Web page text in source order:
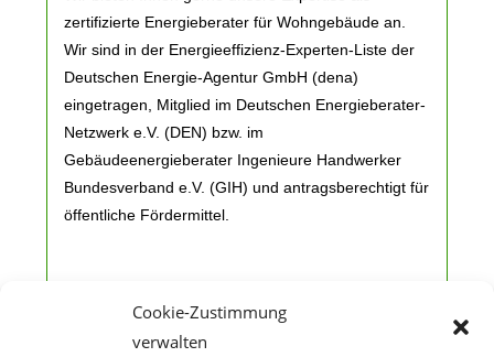
Cookie-Zustimmung
verwalten
zertifizierte Energieberater für Wohngebäude an.
Wir sind in der Energieeffizienz-Experten-Liste der
Deutschen Energie-Agentur GmbH (dena)
eingetragen, Mitglied im Deutschen Energieberater-
Netzwerk e.V. (DEN) bzw. im
Gebäudeenergieberater Ingenieure Handwerker
Bundesverband e.V. (GIH) und antragsberechtigt für
öffentliche Fördermittel.